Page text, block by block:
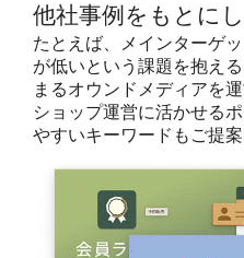
他社事例をもとに
たとえば、メインターゲ
が低いという課題を抱え
まるオウンドメディアを
ショップ運営に活かせる
やすいキーワードもご提案